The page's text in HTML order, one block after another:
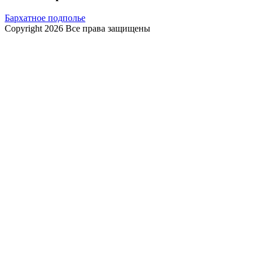
Бархатное подполье
Copyright 2026 Все права защищены